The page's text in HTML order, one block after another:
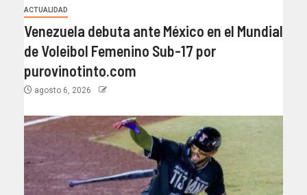
ACTUALIDAD
Venezuela debuta ante México en el Mundial
de Voleibol Femenino Sub-17 por
purovinotinto.com
agosto 6, 2026